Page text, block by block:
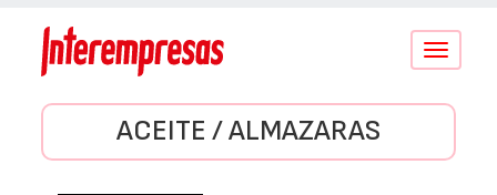
Conmutar
ACEITE / ALMAZARAS